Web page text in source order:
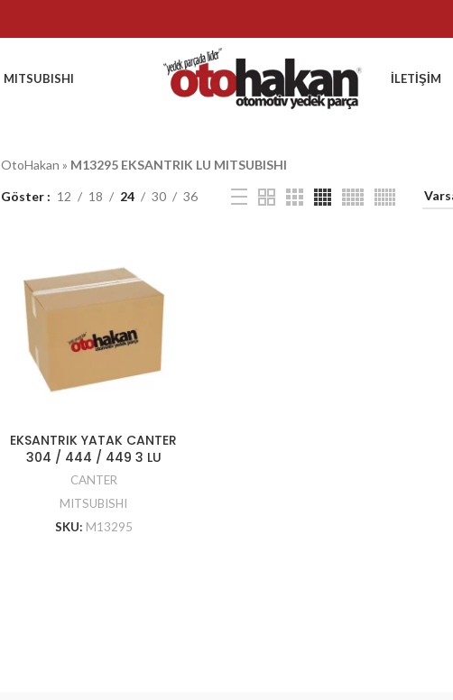
MITSUBISHI İLETIŞIM
OtoHakan » M13295 EKSANTRIK LU MITSUBISHI
Göster 12 18 24 30 36
EKSANTRIK YATAK CANTER
304 / 444 / 449 3 LU
CANTER
MITSUBISHI
SKU: M13295